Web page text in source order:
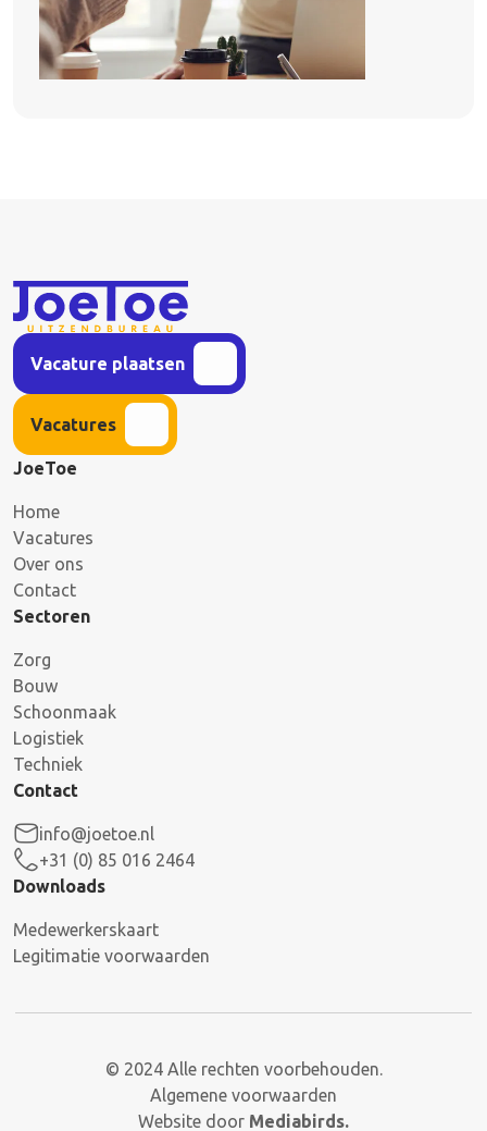
Vacature plaatsen
Vacatures
JoeToe
Home
Vacatures
Over ons
Contact
Sectoren
Zorg
Bouw
Schoonmaak
Logistiek
Techniek
Contact
info@joetoe.nl
+31 (0) 85 016 2464
Downloads
Medewerkerskaart
Legitimatie voorwaarden
© 2024 Alle rechten voorbehouden.
Algemene voorwaarden
Website door Mediabirds.